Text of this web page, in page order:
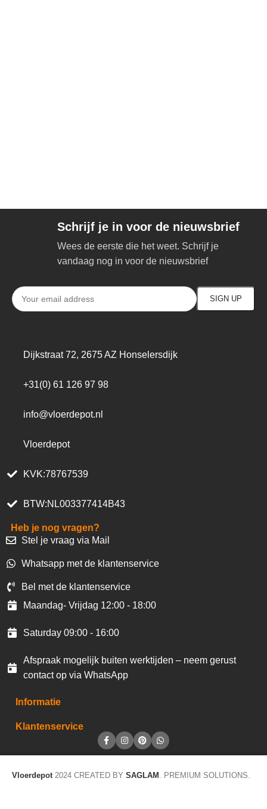
Schrijf je in voor de nieuwsbrief
Wees de eerste die het weet. Schrijf je
vandaag nog in voor de nieuwsbrief
Dijkstraat 72, 2675 AZ Honselersdijk
+31(0) 61 126 97 98
info@vloerdepot.nl
Vloerdepot
KVK:78767539
BTW:NL003377414B43
Heb je nog vragen?
Stel je vraag via Mail
Whatsapp met de klantenservice
Bel met de klantenservice
Maandag- Vrijdag 12:00 - 18:00
Saturday 09:00 - 16:00
Afspraak mogelijk buiten werktijden – neem gerust
contact op via WhatsApp
Informatie
Klantenservice
Vloerdepot 2024 CREATED BY SAGLAM . PREMIUM SOLUTIONS.